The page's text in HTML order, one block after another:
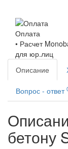
Оплата
• Расчет
для юр.лиц
Описание
Вопрос - ответ
бетону